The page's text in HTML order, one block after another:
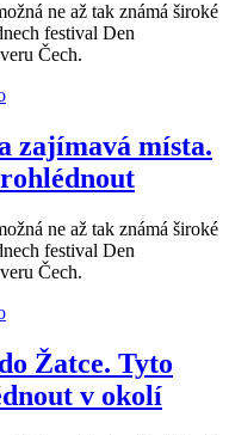
ne až tak známá široké
festival Den
Čech.
zajímavá místa.
ne až tak známá široké
festival Den
Čech.
Žatce. Tyto
v okolí